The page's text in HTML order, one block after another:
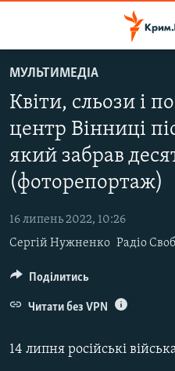
до
основного
матеріалу
Перейти
до
основної
Перейти
до
ВОДА.КРИМ
ВІДЕО ТА ФОТО
ПОЛІТИКА
БЛОГИ
ПОГЛЯД
ІНТЕРВ'Ю
ВСЕ ЗА ДЕНЬ
СПЕЦПРОЕКТИ
МУЛЬТИМЕДІА
Квіти, сльози і
центр Вінниці
який забрав
(фоторепортаж)
16 липень 2022, 10:26
Сергій Нужненко Радіо
14 липня російські
Поділитись
Читати без VPN